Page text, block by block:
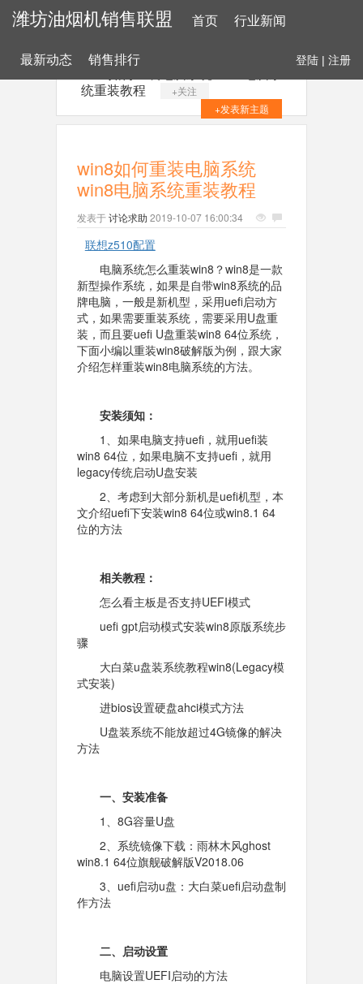
潍坊油烟机销售联盟 首页 行业新闻
最新动态 销售排行 登陆 | 注册
统重装教程
+关注
+发表新主题
win8如何重装电脑系统
win8电脑系统重装教程
发表于讨论求助 2019-10-07 16:00:34
联想z510配置
电脑系统怎么重装win8？win8是一款
新型操作系统，如果是自带win8系统的品
牌电脑，一般是新机型，采用uefi启动方
式，如果需要重装系统，需要采用U盘重
装，而且要uefi U盘重装win8 64位系统，
下面小编以重装win8破解版为例，跟大家
介绍怎样重装win8电脑系统的方法。
安装须知：
1、如果电脑支持uefi，就用uefi装
win8 64位，如果电脑不支持uefi，就用
legacy传统启动U盘安装
2、考虑到大部分新机是uefi机型，本
文介绍uefi下安装win8 64位或win8.1 64
位的方法
相关教程：
怎么看主板是否支持UEFI模式
uefi gpt启动模式安装win8原版系统步
骤
大白菜u盘装系统教程win8(Legacy模
式安装)
进bios设置硬盘ahci模式方法
U盘装系统不能放超过4G镜像的解决
方法
一、安装准备
1、8G容量U盘
2、系统镜像下载：雨林木风ghost
win8.1 64位旗舰破解版V2018.06
3、uefi启动u盘：大白菜uefi启动盘制
作方法
二、启动设置
电脑设置UEFI启动的方法